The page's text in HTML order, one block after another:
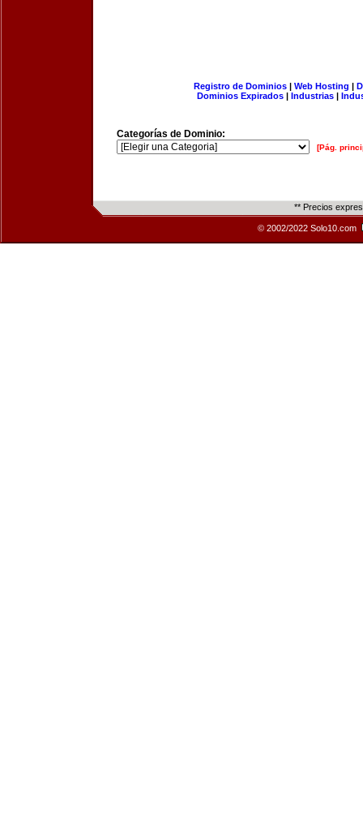
Registro de Dominios| Web Hosting |
Dominios Expirados | Industrias |
Categorías de Dominio:
[Pág.
** Precios
© 2002/2022 Solo10.com